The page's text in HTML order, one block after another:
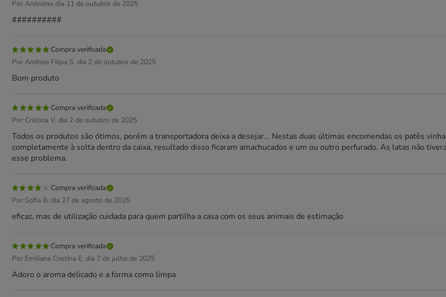
Por Anónimo dia 11 de outubro de 2025
##########
Compra verificada
Por Andreia Filipa S. dia 2 de outubro de 2025
Bom produto
Compra verificada
Por Cristina V. dia 2 de outubro de 2025
Todos os produtos são ótimos, porém a transportadora deixa a desejar... Nestas duas últimas encomendas os patês
completamente à solta dentro da caixa, resultado disso ficaram amachucados e um ou outro perfurado. As latas não
esse problema.
Compra verificada
Por Sofia B. dia 27 de agosto de 2025
eficaz, mas de utilização cuidada para quem partilha a casa com os seus animais de estimação
Compra verificada
Por Emiliana Cristina E. dia 7 de julho de 2025
Adoro o aroma delicado e a forma como limpa